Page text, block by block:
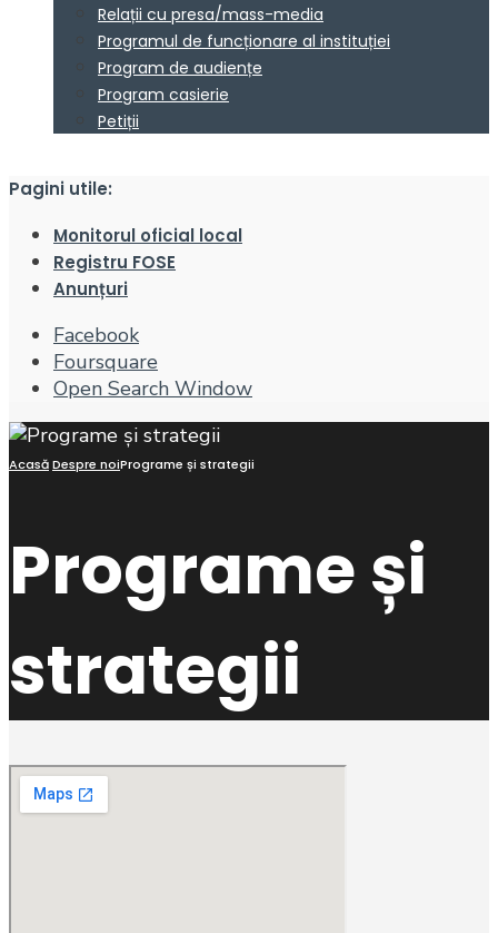
Relații cu presa/mass-media
Programul de funcționare al instituției
Program de audiențe
Program casierie
Petiții
Pagini utile:
Monitorul oficial local
Registru FOSE
Anunțuri
Facebook
Foursquare
Open Search Window
AcasăDespre noiPrograme și strategii
Programe și
strategii